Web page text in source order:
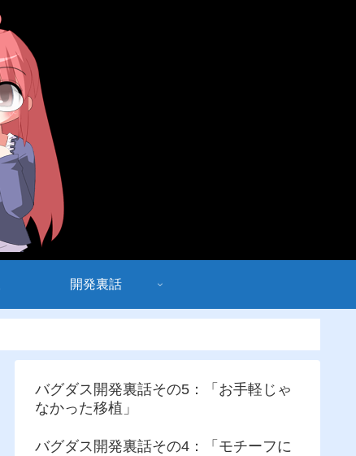
開発裏話
バグダス開発裏話その5：「お手軽じゃ
なかった移植」
バグダス開発裏話その4：「モチーフに